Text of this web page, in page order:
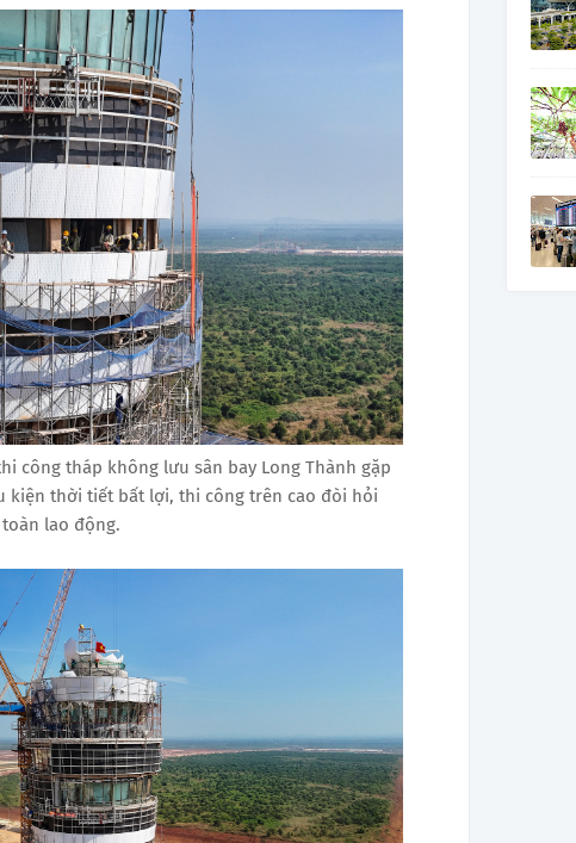
công tháp không lưu sân bay Long Thành gặp
kiện thời tiết bất lợi, thi công trên cao đòi hỏi
lao động.